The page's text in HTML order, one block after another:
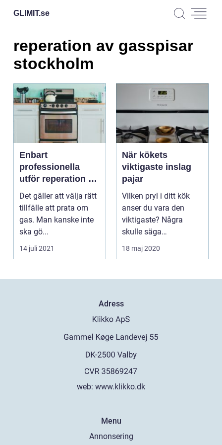
GLIMIT.se
reperation av gasspisar
stockholm
Enbart
professionella
utför reperation av
gasspisar i
Stockholm
Det gäller att välja rätt
tillfälle att prata om
gas. Man kanske inte
ska gö...
14 juli 2021
När kökets
viktigaste inslag
pajar
Vilken pryl i ditt kök
anser du vara den
viktigaste? Några
skulle säga
mikrovågsugnen,
andra kylskåp...
18 maj 2020
Adress
web: www.klikko.dk
Menu
Annonsering